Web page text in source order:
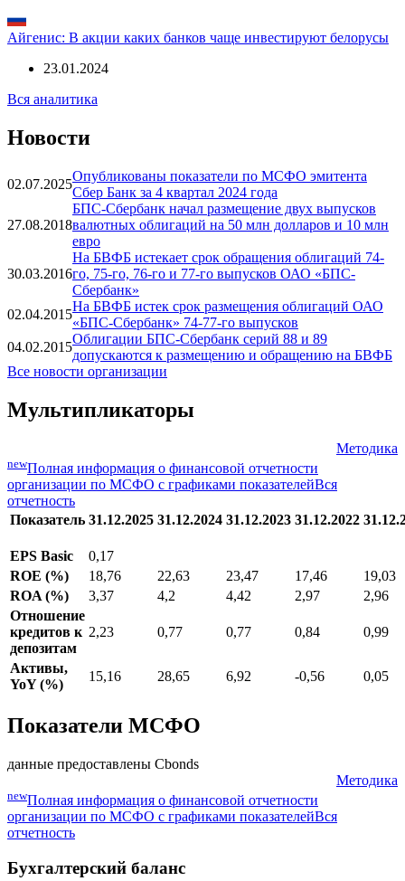
Айгенис: В акции каких банков чаще инвестируют белорусы
23.01.2024
Вся аналитика
Новости
02.07.2025
Опубликованы показатели по МСФО эмитента
Сбер Банк за 4 квартал 2024 года
27.08.2018
БПС-Сбербанк начал размещение двух выпусков
валютных облигаций на 50 млн долларов и 10 млн
евро
30.03.2016
На БВФБ истекает срок обращения облигаций 74-
го, 75-го, 76-го и 77-го выпусков ОАО «БПС-
Сбербанк»
02.04.2015
На БВФБ истек срок размещения облигаций ОАО
«БПС-Сбербанк» 74-77-го выпусков
04.02.2015
Облигации БПС-Сбербанк серий 88 и 89
допускаются к размещению и обращению на БВФБ
Все новости организации
Мультипликаторы
Методика
newПолная информация о финансовой отчетности
организации по МСФО с графиками показателейВся
отчетность
Показатель 31.12.2025 31.12.2024 31.12.2023 31.12.2022
EPS Basic
0,17
ROE (%)
18,76 22,63 23,47 17,46
19,03
ROA (%)
3,37 4,2 4,42 2,97
2,96
Отношение
кредитов к
депозитам
2,23 0,77 0,77 0,84 0,99
Активы,
YoY (%)
15,16 28,65 6,92 -0,56 0,05
Показатели МСФО
данные предоставлены Cbonds
Методика
newПолная информация о финансовой отчетности
организации по МСФО с графиками показателейВся
отчетность
Бухгалтерский баланс